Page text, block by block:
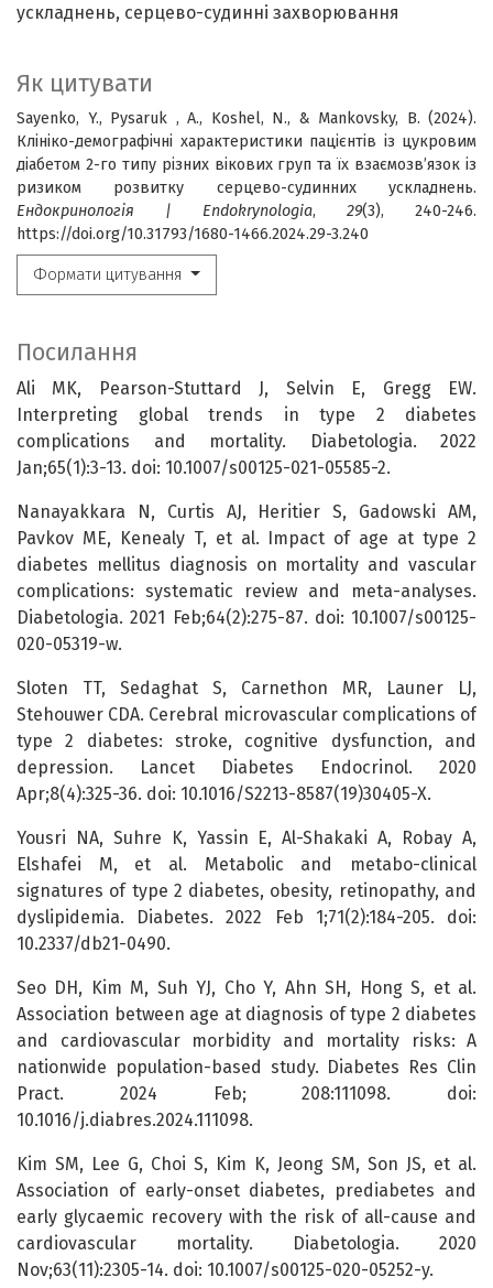
ускладнень, серцево-судинні захворювання
Як цитувати
Sayenko, Y., Pysaruk , A., Koshel, N., & Mankovsky, B. (2024).
Клініко-демографічні характеристики пацієнтів із цукровим
діабетом 2-го типу різних вікових груп та їх взаємозв’язок із
ризиком розвитку серцево-судинних ускладнень.
Ендокринологія | Endokrynologia, 29(3), 240-246.
https://doi.org/10.31793/1680-1466.2024.29-3.240
Формати цитування
Посилання
Ali MK, Pearson-Stuttard J, Selvin E, Gregg EW.
Interpreting global trends in type 2 diabetes
complications and mortality. Diabetologia. 2022
Jan;65(1):3-13. doi: 10.1007/s00125-021-05585-2.
Nanayakkara N, Curtis AJ, Heritier S, Gadowski AM,
Pavkov ME, Kenealy T, et al. Impact of age at type 2
diabetes mellitus diagnosis on mortality and vascular
complications: systematic review and meta-analyses.
Diabetologia. 2021 Feb;64(2):275-87. doi: 10.1007/s00125-
020-05319-w.
Sloten TT, Sedaghat S, Carnethon MR, Launer LJ,
Stehouwer CDA. Cerebral microvascular complications of
type 2 diabetes: stroke, cognitive dysfunction, and
depression. Lancet Diabetes Endocrinol. 2020
Apr;8(4):325-36. doi: 10.1016/S2213-8587(19)30405-X.
Yousri NA, Suhre K, Yassin E, Al-Shakaki A, Robay A,
Elshafei M, et al. Metabolic and metabo-clinical
signatures of type 2 diabetes, obesity, retinopathy, and
dyslipidemia. Diabetes. 2022 Feb 1;71(2):184-205. doi:
10.2337/db21-0490.
Seo DH, Kim M, Suh YJ, Cho Y, Ahn SH, Hong S, et al.
Association between age at diagnosis of type 2 diabetes
and cardiovascular morbidity and mortality risks: A
nationwide population-based study. Diabetes Res Clin
Pract. 2024 Feb; 208:111098. doi:
10.1016/j.diabres.2024.111098.
Kim SM, Lee G, Choi S, Kim K, Jeong SM, Son JS, et al.
Association of early-onset diabetes, prediabetes and
early glycaemic recovery with the risk of all-cause and
cardiovascular mortality. Diabetologia. 2020
Nov;63(11):2305-14. doi: 10.1007/s00125-020-05252-y.